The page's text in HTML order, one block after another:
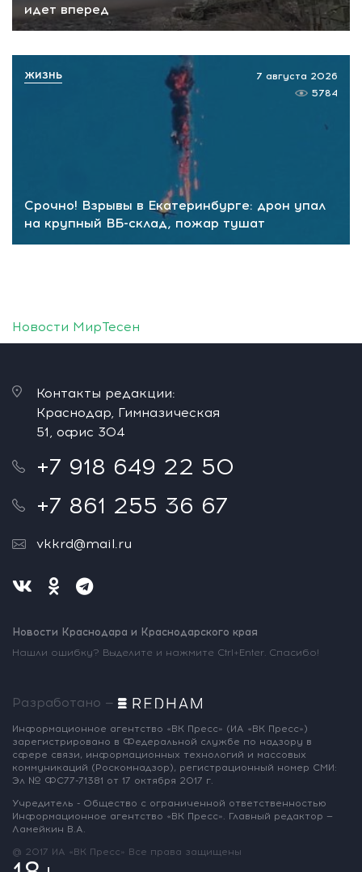
идет вперед
Срочно! Взрывы в Екатеринбурге: дрон упал
на крупный ВБ-склад, пожар тушат
7 августа 2026
5784
ЖИЗНЬ
Новости МирТесен
Контакты редакции:
Краснодар, Гимназическая
51, офис 304
+7 918 649 22 50
+7 861 255 36 67
vkkrd@mail.ru
Новости Краснодара и Краснодарского края
Нашли ошибку? Выделите и нажмите Ctrl+Enter. Спасибо!
Разработано —
Информационное агентство «ВК Пресс» (ИА «ВК Пресс»)
зарегистрировано в Федеральной службе по надзору в
сфере связи, информационных технологий и массовых
коммуникаций (Роскомнадзор), регистрационный номер СМИ:
Эл № ФС77-71381 от 17 октября 2017 г.
Учредитель - Общество с ограниченной ответственностью
Информационное агентство «ВК Пресс». Главный редактор —
Ламейкин В.А.
@ 2017 ИА «ВК Пресс» Все права защищены